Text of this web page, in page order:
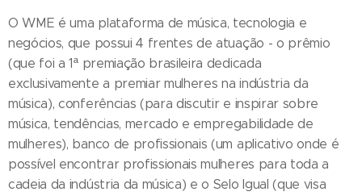
O WME é uma plataforma de música, tecnologia e
negócios, que possui 4 frentes de atuação - o prêmio
(que foi a 1ª premiação brasileira dedicada
exclusivamente a premiar mulheres na indústria da
música), conferências (para discutir e inspirar sobre
música, tendências, mercado e empregabilidade de
mulheres), banco de profissionais (um aplicativo onde é
possível encontrar profissionais mulheres para toda a
cadeia da indústria da música) e o Selo Igual (que visa